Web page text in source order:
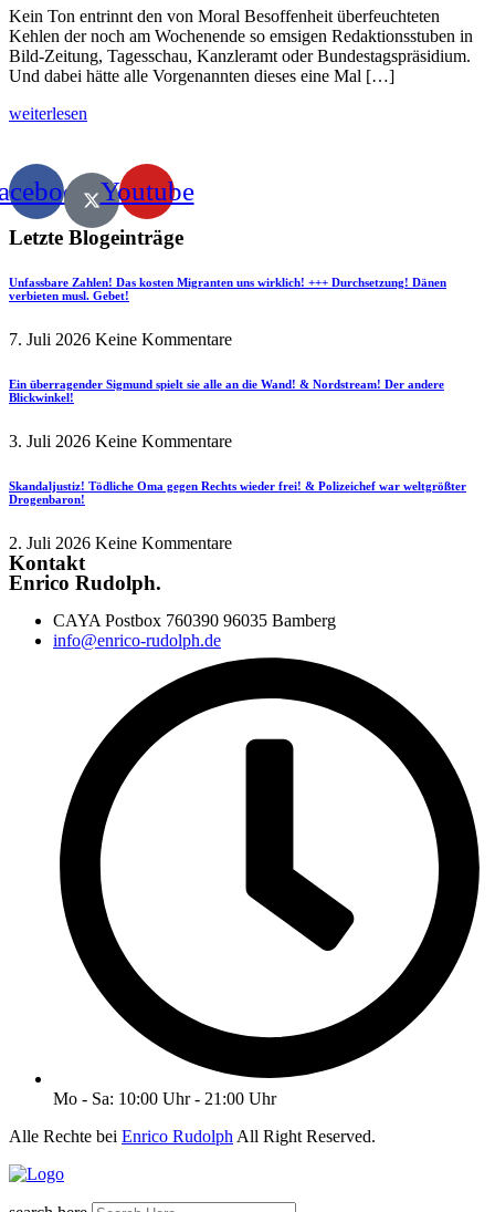
Kein Ton entrinnt den von Moral Besoffenheit überfeuchteten
Kehlen der noch am Wochenende so emsigen Redaktionsstuben in
Bild-Zeitung, Tagesschau, Kanzleramt oder Bundestagspräsidium.
Und dabei hätte alle Vorgenannten dieses eine Mal […]
weiterlesen
Youtube
Letzte Blogeinträge
Unfassbare Zahlen! Das kosten Migranten uns wirklich! +++ Durchsetzung! Dänen
verbieten musl. Gebet!
7. Juli 2026 Keine Kommentare
Ein überragender Sigmund spielt sie alle an die Wand! & Nordstream! Der andere
Blickwinkel!
3. Juli 2026 Keine Kommentare
Skandaljustiz! Tödliche Oma gegen Rechts wieder frei! & Polizeichef war weltgrößter
Drogenbaron!
2. Juli 2026 Keine Kommentare
Kontakt
Enrico Rudolph.
CAYA Postbox 760390 96035 Bamberg
info@enrico-rudolph.de
Mo - Sa: 10:00 Uhr - 21:00 Uhr
Alle Rechte bei Enrico Rudolph All Right Reserved.